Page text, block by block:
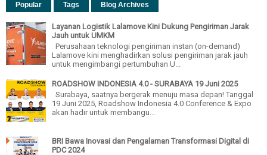
Popular Tags Blog Archives
Layanan Logistik Lalamove Kini Dukung Pengiriman Jarak
Jauh untuk UMKM
Perusahaan teknologi pengiriman instan (on-demand)
Lalamove kini menghadirkan solusi pengiriman jarak jauh
untuk mengimbangi pertumbuhan U...
ROADSHOW INDONESIA 4.0 - SURABAYA 19 Juni 2025
Surabaya, saatnya bergerak menuju masa depan! Tanggal
19 Juni 2025, Roadshow Indonesia 4.0 Conference & Expo
akan hadir untuk membangu...
BRI Bawa Inovasi dan Pengalaman Transformasi Digital di
PDC 2024